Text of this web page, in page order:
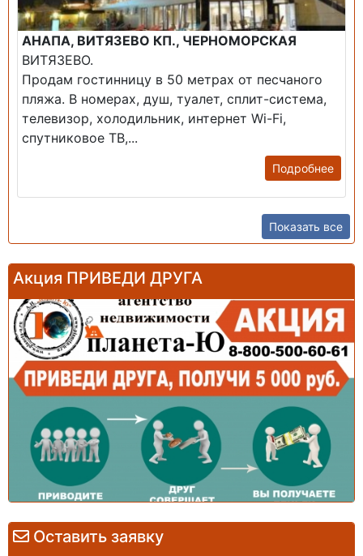
Оставить заявку
АНАПА, ВИТЯЗЕВО КП., ЧЕРНОМОРСКАЯ
ВИТЯЗЕВО.
Продам гостинницу в 50 метрах от песчаного
пляжа. В номерах, душ, туалет, сплит-система,
телевизор, холодильник, интернет Wi-Fi,
спутниковое ТВ,...
Подробнее
Показать все
Акция ПРИВЕДИ ДРУГА